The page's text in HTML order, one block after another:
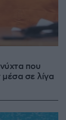
που
σε λίγα